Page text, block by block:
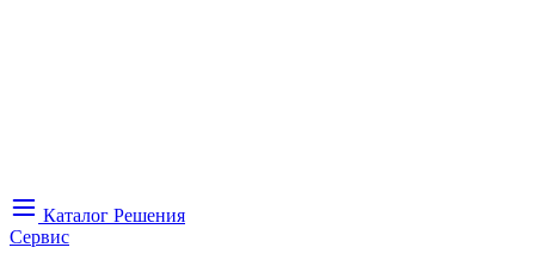
Каталог Решения
Сервис